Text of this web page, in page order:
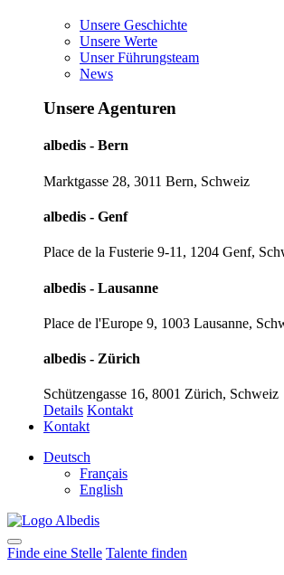
Unsere Geschichte
Unsere Werte
Unser Führungsteam
News
Unsere Agenturen
albedis - Bern
Marktgasse 28, 3011 Bern, Schweiz
albedis - Genf
Place de la Fusterie 9-11, 1204 Genf,
albedis - Lausanne
Place de l'Europe 9, 1003 Lausanne,
albedis - Zürich
Schützengasse 16, 8001 Zürich, Schweiz
Details Kontakt
Kontakt
Deutsch
Français
English
Finde eine Stelle Talente finden